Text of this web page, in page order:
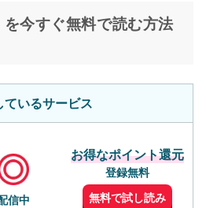
今すぐ無料で読む方法
ているサービス
信中
お得なポイント還元
登録無料
無料で試し読み